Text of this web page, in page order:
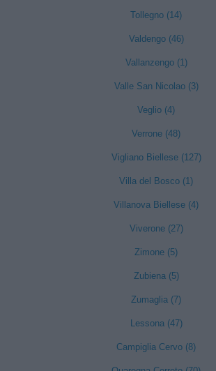
Tollegno (14)
Valdengo (46)
Vallanzengo (1)
Valle San Nicolao (3)
Veglio (4)
Verrone (48)
Vigliano Biellese (127)
Villa del Bosco (1)
Villanova Biellese (4)
Viverone (27)
Zimone (5)
Zubiena (5)
Zumaglia (7)
Lessona (47)
Campiglia Cervo (8)